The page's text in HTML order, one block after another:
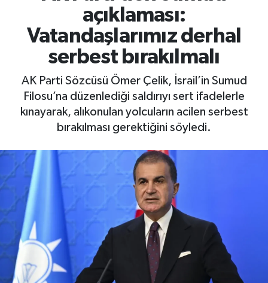
açıklaması:
Vatandaşlarımız derhal
serbest bırakılmalı
AK Parti Sözcüsü Ömer Çelik, İsrail’in Sumud
Filosu’na düzenlediği saldırıyı sert ifadelerle
kınayarak, alıkonulan yolcuların acilen serbest
bırakılması gerektiğini söyledi.
Lojistik
Otovitrin
Asayiş
Gayrimenkul
Eğitim
Tüm Manşetler
Son Dakika Haberleri
Haber Arşivi